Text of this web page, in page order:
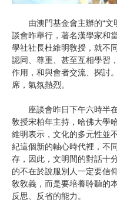
由澳門基金會主辦的“文
談會昨舉行，著名漢學家和
學社社長杜維明敎授，就不
認同、尊重、甚至互相學習
作用，和與會者交流、探討
席，氣氛熱烈。
座談會昨日下午六時半在
敎授宋柏年主持，哈佛大學
維明表示，文化的多元性並
紀這個新的軸心時代裡，不
存，因此，文明間的對話十
的不在於說服別人一定要信
敎敎義，而是要培養聆聽的
反思、反省的能力。